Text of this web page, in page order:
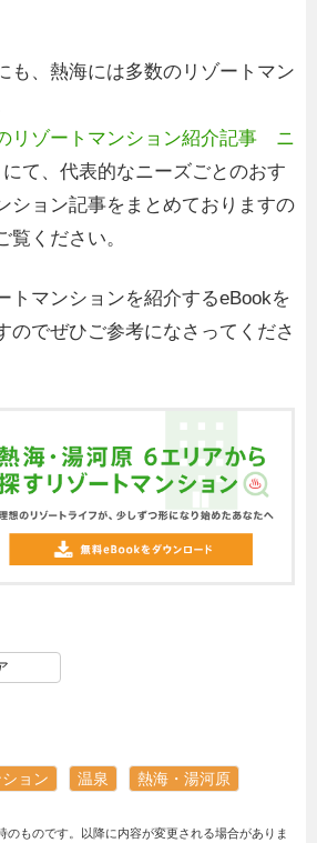
も、熱海には多数のリゾートマン
リゾートマンション紹介記事 ニ
にて、代表的なニーズごとのおす
ション記事をまとめておりますの
覧ください。
トマンションを紹介するeBookを
のでぜひご参考になさってくださ
ョン 温泉 熱海・湯河原
ものです。以降に内容が変更される場合がありま